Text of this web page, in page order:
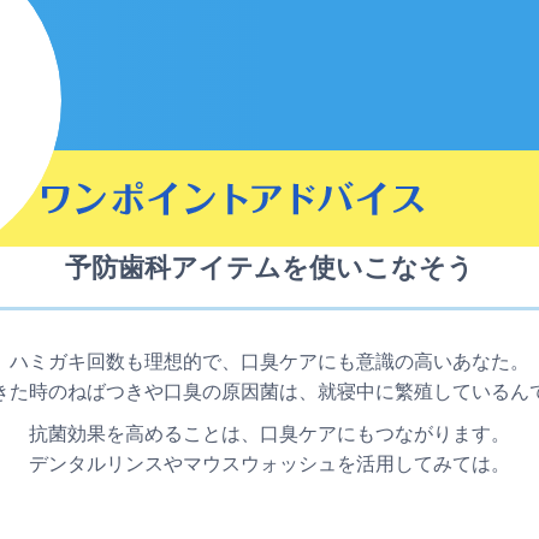
予防歯科アイテムを使いこなそう
ハミガキ回数も理想的で、口臭ケアにも意識の高いあなた。
た時のねばつきや口臭の原因菌は、就寝中に繁殖しているん
抗菌効果を高めることは、口臭ケアにもつながります。
デンタルリンスやマウスウォッシュを活用してみては。